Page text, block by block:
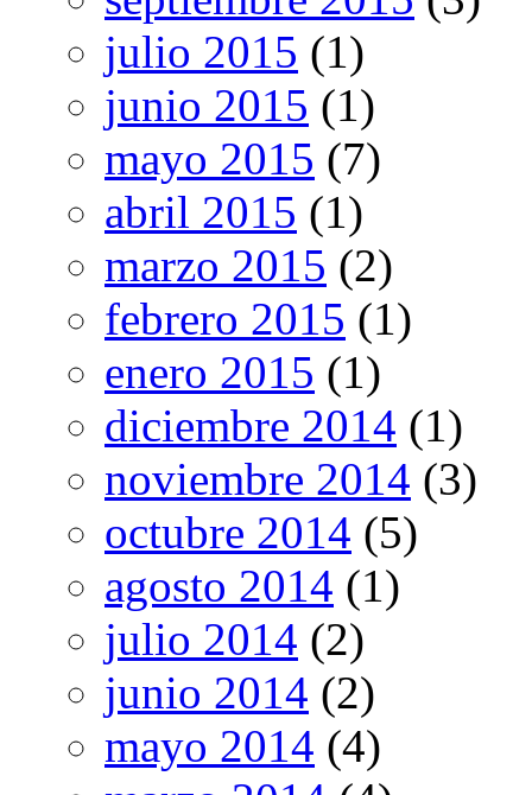
julio 2015 (1)
junio 2015 (1)
mayo 2015 (7)
abril 2015 (1)
marzo 2015 (2)
febrero 2015 (1)
enero 2015 (1)
diciembre 2014 (1)
noviembre 2014 (3)
octubre 2014 (5)
agosto 2014 (1)
julio 2014 (2)
junio 2014 (2)
mayo 2014 (4)